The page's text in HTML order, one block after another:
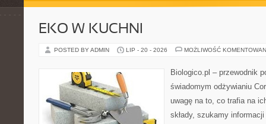
EKO W KUCHNI
POSTED BY ADMIN LIP - 20 - 2026 MOŻLIWOŚĆ
Biologico.pl – przewodnik
świadomym odżywianiu
uwagę na to, co trafia na
składy, szukamy